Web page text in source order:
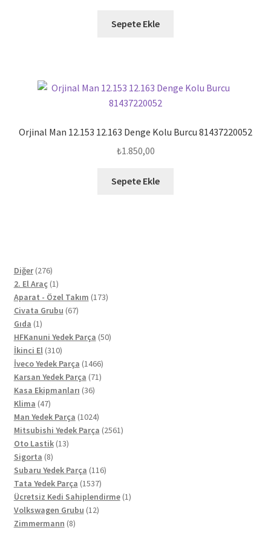
Sepete Ekle
Orjinal Man 12.153 12.163 Denge Kolu Burcu 81437220052
₺1.850,00
Sepete Ekle
Diğer 276276
ürün
2. El Araç 11
ürün
Aparat - Özel Takım 173173
Civata Grubu 6767
Gıda 11
ürün
HFKanuni Yedek Parça 5050
İkinci El 310310
ürün
İveco Yedek Parça 14661466
ürün
Karsan Yedek Parça 7171
Kasa Ekipmanları 3636
Klima 4747
ürün
Man Yedek Parça 10241024
ürün
Mitsubishi Yedek Parça 25612561
Oto Lastik 1313
Sigorta 88
ürün
Subaru Yedek Parça 116116
Tata Yedek Parça 15371537
ürün
Ücretsiz Kedi Sahiplendirme 11
Volkswagen Grubu 1212
Zimmermann 88